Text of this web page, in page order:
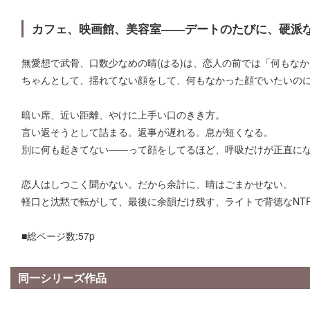
カフェ、映画館、美容室――デートのたびに、硬派
無愛想で武骨、口数少なめの晴(はる)は、恋人の前では「何もな
ちゃんとして、揺れてない顔をして、何もなかった顔でいたい
暗い席、近い距離、やけに上手い口のきき方。
言い返そうとして詰まる。返事が遅れる。息が短くなる。
別に何も起きてない――って顔をしてるほど、呼吸だけが正直に
恋人はしつこく聞かない。だから余計に、晴はごまかせない。
軽口と沈黙で転がして、最後に余韻だけ残す、ライトで背徳な
■総ページ数:57p
同一シリーズ作品